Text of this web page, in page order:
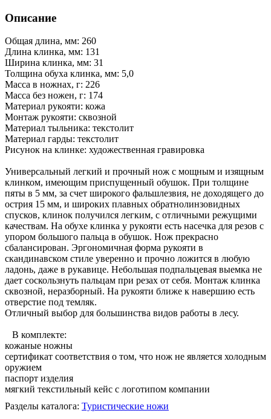
Описание
Общая длина, мм: 260
Длина клинка, мм: 131
Ширина клинка, мм: 31
Толщина обуха клинка, мм: 5,0
Масса в ножнах, г: 226
Масса без ножен, г: 174
Материал рукояти: кожа
Монтаж рукояти: сквозной
Материал тыльника: текстолит
Материал гарды: текстолит
Рисунок на клинке: художественная гравировка
Универсальный легкий и прочный нож с мощным и изящным
клинком, имеющим приспущенный обушок. При толщине
пяты в 5 мм, за счет широкого фальшлезвия, не доходящего до
острия 15 мм, и широких плавных обратнолинзовидных
спусков, клинок получился легким, с отличными режущими
качествам. На обухе клинка у рукояти есть насечка для резов с
упором большого пальца в обушок. Нож прекрасно
сбалансирован. Эргономичная форма рукояти в
скандинавском стиле уверенно и прочно ложится в любую
ладонь, даже в рукавице. Небольшая подпальцевая выемка не
дает соскользнуть пальцам при резах от себя. Монтаж клинка
сквозной, неразборный. На рукояти ближе к навершию есть
отверстие под темляк.
Отличный выбор для большинства видов работы в лесу.
В комплекте:
кожаные ножны
сертификат соответствия о том, что нож не является холодным
оружием
паспорт изделия
мягкий текстильный кейс с логотипом компании
Разделы каталога: Туристические ножи